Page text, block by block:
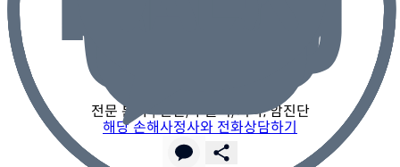
전문 분야 |진단/수술비/기타, 암진단
해당 손해사정사와 전화상담하기